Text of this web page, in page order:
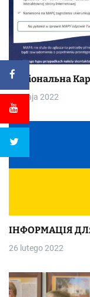
Національна
30 maja 2022
ІНФОРМАЦІЯ
26 lutego 2022